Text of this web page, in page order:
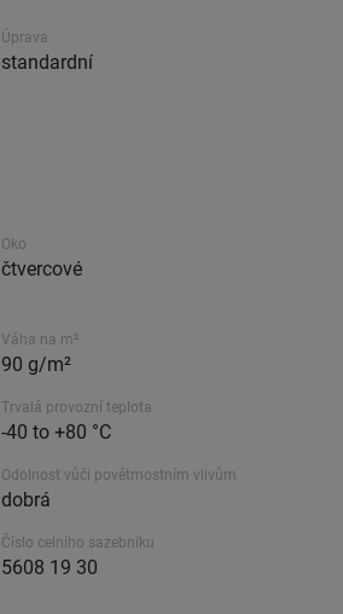
Úprava
standardní
Oko
čtvercové
Váha na m²
90 g/m²
Trvalá provozní teplota
-40 to +80 °C
Odolnost vůči povětrnostním vlivům
dobrá
Číslo celního sazebníku
5608 19 30